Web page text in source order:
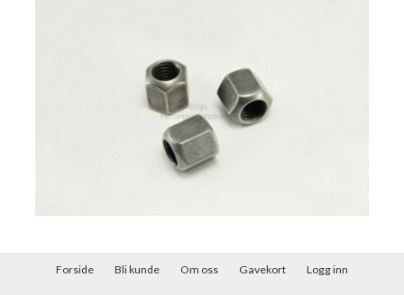
Forside Bli kunde Om oss Gavekort Logg inn